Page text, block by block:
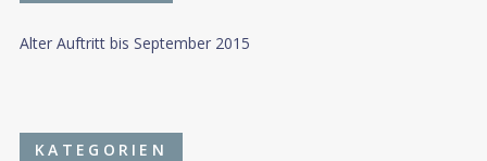
Alter Auftritt bis September 2015
KATEGORIEN